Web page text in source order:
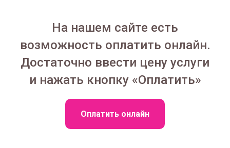
На нашем сайте есть
возможность оплатить онлайн.
Достаточно ввести цену услуги
и нажать кнопку «Оплатить»
Оплатить онлайн